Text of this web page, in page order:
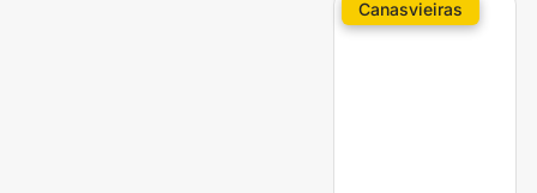
Canasvieiras